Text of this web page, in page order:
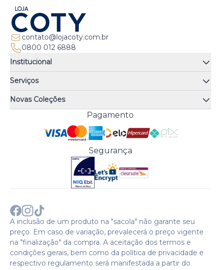
contato@lojacoty.com.br
0800 012 6888
Institucional
Quem somos
Quiz de fragrâncias
Trocas e Devoluções
Troque Fácil
Perguntas Frequentes
Política de Pagamento
Política de Entrega
Política de Privacidade
Comprar com CNPJ?
Sobre a COTY no mundo
Serviços
Atendimento
Meus Pedidos
Trabalhe Conosco
Preferências de Cookies
Novas Coleções
Cenoura & Bronze
Pagamento
Segurança
A inclusão de um produto na "sacola" não garante seu
preço. Em caso de variação, prevalecerá o preço vigente
na "finalização" da compra. A aceitação dos termos e
condições gerais, bem como da política de privacidade e
respectivo regulamento será manifestada a partir do